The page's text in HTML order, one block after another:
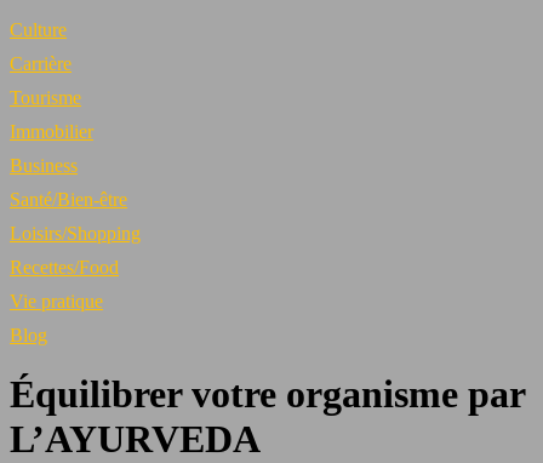
Culture
Carrière
Tourisme
Immobilier
Business
Santé/Bien-être
Loisirs/Shopping
Recettes/Food
Vie pratique
Blog
Équilibrer votre organisme par
L’AYURVEDA